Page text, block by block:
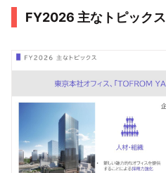
FY2026 主なトピックス